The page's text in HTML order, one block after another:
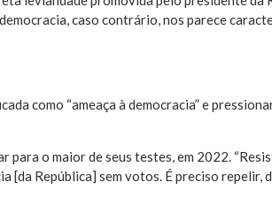
caso contrário, nos parece
como “ameaça à democracia” e
para o maior de seus testes, em 2022.
[da República] sem votos. É preciso repelir,